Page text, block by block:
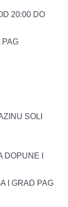
20:00 DO
PAG
SOLI
I
I GRAD PAG